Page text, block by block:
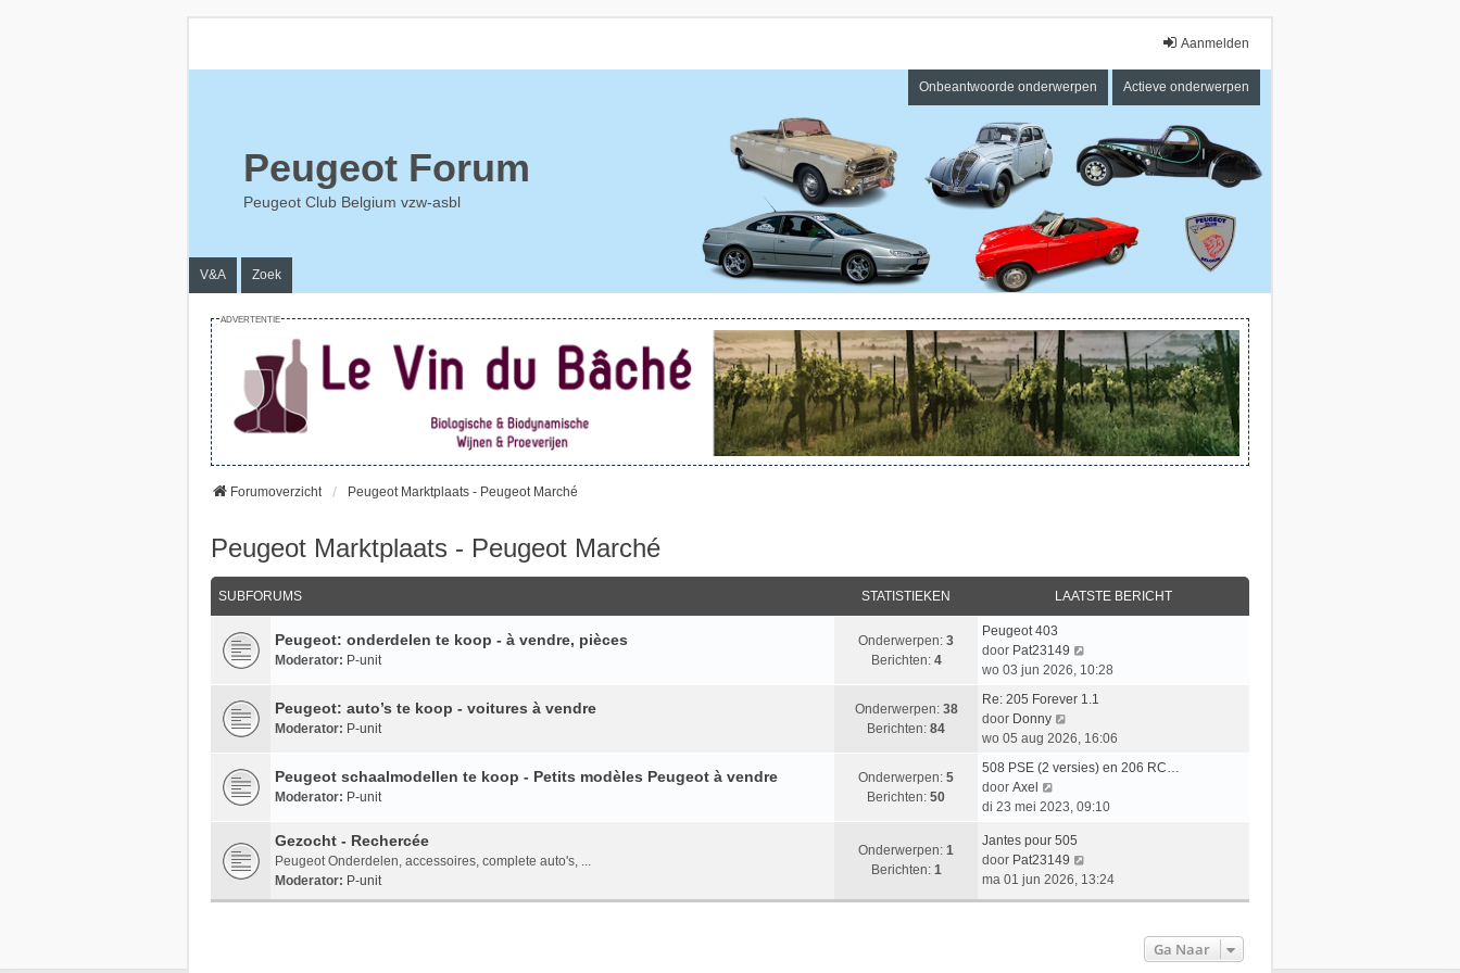
Aanmelden
Onbeantwoorde onderwerpen Actieve onderwerpen
Peugeot Forum
Peugeot Club Belgium vzw-asbl
V&A Zoek
ADVERTENTIE
Forumoverzicht Peugeot Marktplaats - Peugeot Marché
Peugeot Marktplaats - Peugeot Marché
SUBFORUMS STATISTIEKEN LAATSTE BERICHT
Peugeot: onderdelen te koop - à vendre, pièces
Moderator: P-unit
Onderwerpen: 3
Berichten: 4
L
a
a
s
t
e
b
e
r
c
h
t
Peugeot 403
door Pat23149
e
i
k
l
a
e
b
wo 03 jun 2026, 10:28
Peugeot: auto’s te koop - voitures à vendre
Moderator: P-unit
Onderwerpen: 38
Berichten: 84
L
a
a
s
t
e
b
e
r
Re: 205 Forever 1.1
door Donny
e
i
k
l
a
a
wo 05 aug 2026, 16:06
Peugeot schaalmodellen te koop - Petits modèles Peugeot à vendre
Moderator: P-unit
Onderwerpen: 5
Berichten: 50
L
a
a
s
t
e
b
508 PSE (2 versies) en 206 RC…
door Axel
e
i
j
k
l
di 23 mei 2023, 09:10
Gezocht - Rechercée
Peugeot Onderdelen, accessoires, complete auto's, ...
Moderator: P-unit
Onderwerpen: 1
Berichten: 1
L
a
a
t
Jantes pour 505
door Pat23149
e
k
ma 01 jun 2026, 13:24
Ga Naar